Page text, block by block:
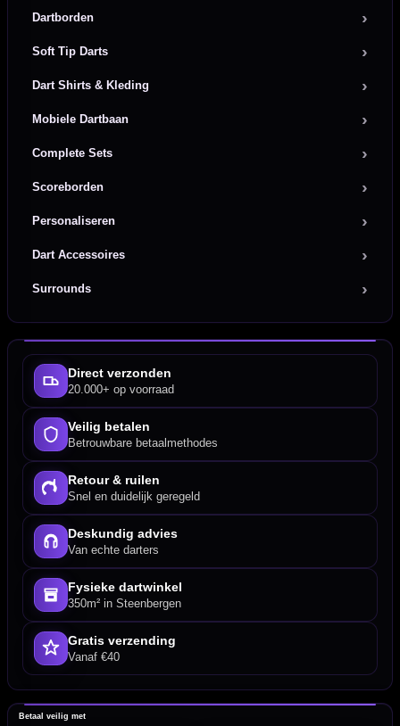
Dartborden
Soft Tip Darts
Dart Shirts & Kleding
Mobiele Dartbaan
Complete Sets
Scoreborden
Personaliseren
Dart Accessoires
Surrounds
Direct verzonden
20.000+ op voorraad
Veilig betalen
Betrouwbare betaalmethodes
Retour & ruilen
Snel en duidelijk geregeld
Deskundig advies
Van echte darters
Fysieke dartwinkel
350m² in Steenbergen
Gratis verzending
Vanaf €40
Betaal veilig met